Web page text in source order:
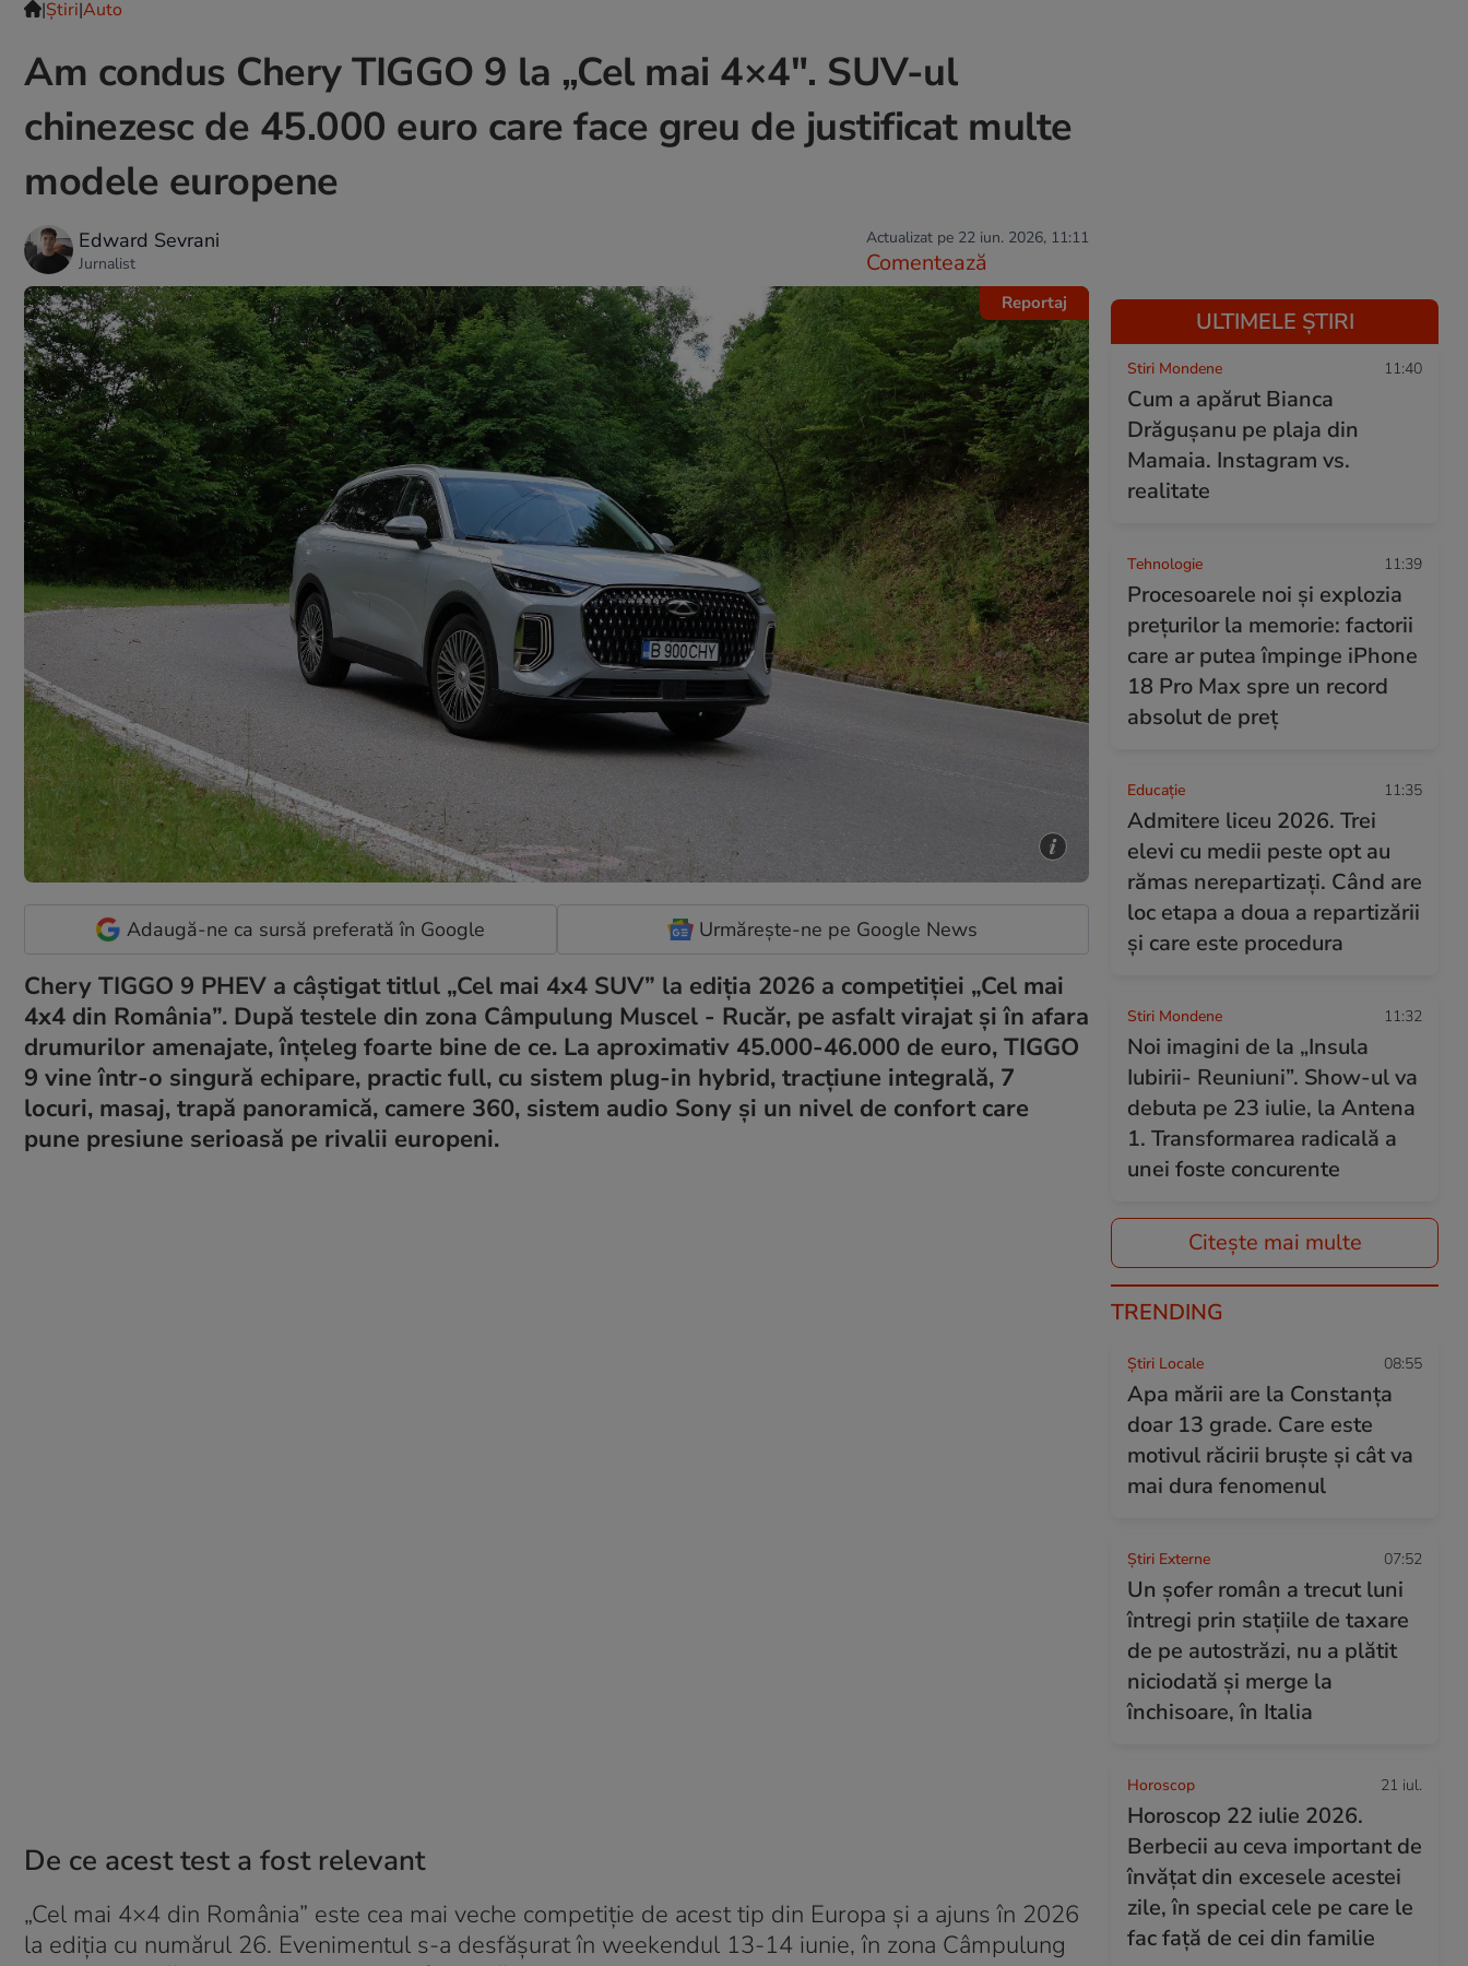
|Ştiri|Auto
Am condus Chery TIGGO 9 la „Cel mai 4×4″. SUV-ul
chinezesc de 45.000 euro care face greu de justificat multe
modele europene
Edward Sevrani
Jurnalist
Actualizat pe 22 iun. 2026, 11:11
Comentează
Reportaj
Adaugă-ne ca sursă preferată în Google Urmărește-ne pe Google News
Chery TIGGO 9 PHEV a câștigat titlul „Cel mai 4x4 SUV” la ediția 2026 a competiției „Cel mai
4x4 din România”. După testele din zona Câmpulung Muscel - Rucăr, pe asfalt virajat și în afara
drumurilor amenajate, înțeleg foarte bine de ce. La aproximativ 45.000-46.000 de euro, TIGGO
9 vine într-o singură echipare, practic full, cu sistem plug-in hybrid, tracțiune integrală, 7
locuri, masaj, trapă panoramică, camere 360, sistem audio Sony și un nivel de confort care
pune presiune serioasă pe rivalii europeni.
De ce acest test a fost relevant
„Cel mai 4×4 din România” este cea mai veche competiție de acest tip din Europa și a ajuns în 2026
la ediția cu numărul 26. Evenimentul s-a desfășurat în weekendul 13-14 iunie, în zona Câmpulung
ULTIMELE ȘTIRI
Stiri Mondene 11:40
Cum a apărut Bianca
Drăgușanu pe plaja din
Mamaia. Instagram vs.
realitate
Tehnologie 11:39
Procesoarele noi și explozia
prețurilor la memorie: factorii
care ar putea împinge iPhone
18 Pro Max spre un record
absolut de preț
Educație 11:35
Admitere liceu 2026. Trei
elevi cu medii peste opt au
rămas nerepartizați. Când are
loc etapa a doua a repartizării
și care este procedura
Stiri Mondene 11:32
Noi imagini de la „Insula
Iubirii- Reuniuni”. Show-ul va
debuta pe 23 iulie, la Antena
1. Transformarea radicală a
unei foste concurente
Citește mai multe
TRENDING
Știri Locale 08:55
Apa mării are la Constanța
doar 13 grade. Care este
motivul răcirii bruște și cât va
mai dura fenomenul
Știri Externe 07:52
Un șofer român a trecut luni
întregi prin stațiile de taxare
de pe autostrăzi, nu a plătit
niciodată și merge la
închisoare, în Italia
Horoscop 21 iul.
Horoscop 22 iulie 2026.
Berbecii au ceva important de
învățat din excesele acestei
zile, în special cele pe care le
fac față de cei din familie